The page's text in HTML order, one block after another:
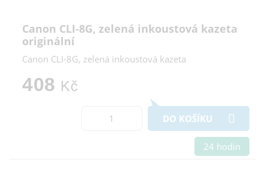
Canon CLI-8G, zelená inkoustová kazeta
originální
Canon CLI-8G, zelená inkoustová kazeta
408 Kč
DO KOŠÍKU
24 hodin